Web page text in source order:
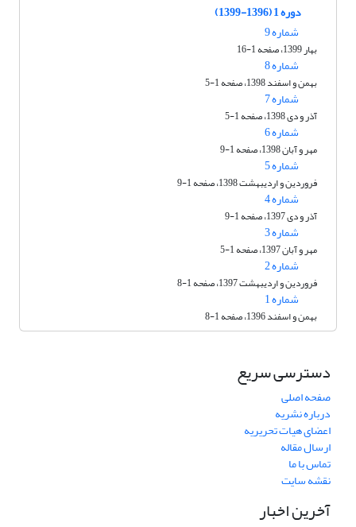
دوره 1 (1396-1399)
شماره 9
بهار 1399، صفحه 1-16
شماره 8
بهمن و اسفند 1398، صفحه 1-5
شماره 7
آذر و دی 1398، صفحه 1-5
شماره 6
مهر و آبان 1398، صفحه 1-9
شماره 5
فروردین و اردیبهشت 1398، صفحه 1-9
شماره 4
آذر و دی 1397، صفحه 1-9
شماره 3
مهر و آبان 1397، صفحه 1-5
شماره 2
فروردین و اردیبهشت 1397، صفحه 1-8
شماره 1
بهمن و اسفند 1396، صفحه 1-8
دسترسی سریع
صفحه اصلی
درباره نشریه
اعضای هیات تحریریه
ارسال مقاله
تماس با ما
نقشه سایت
آخرین اخبار